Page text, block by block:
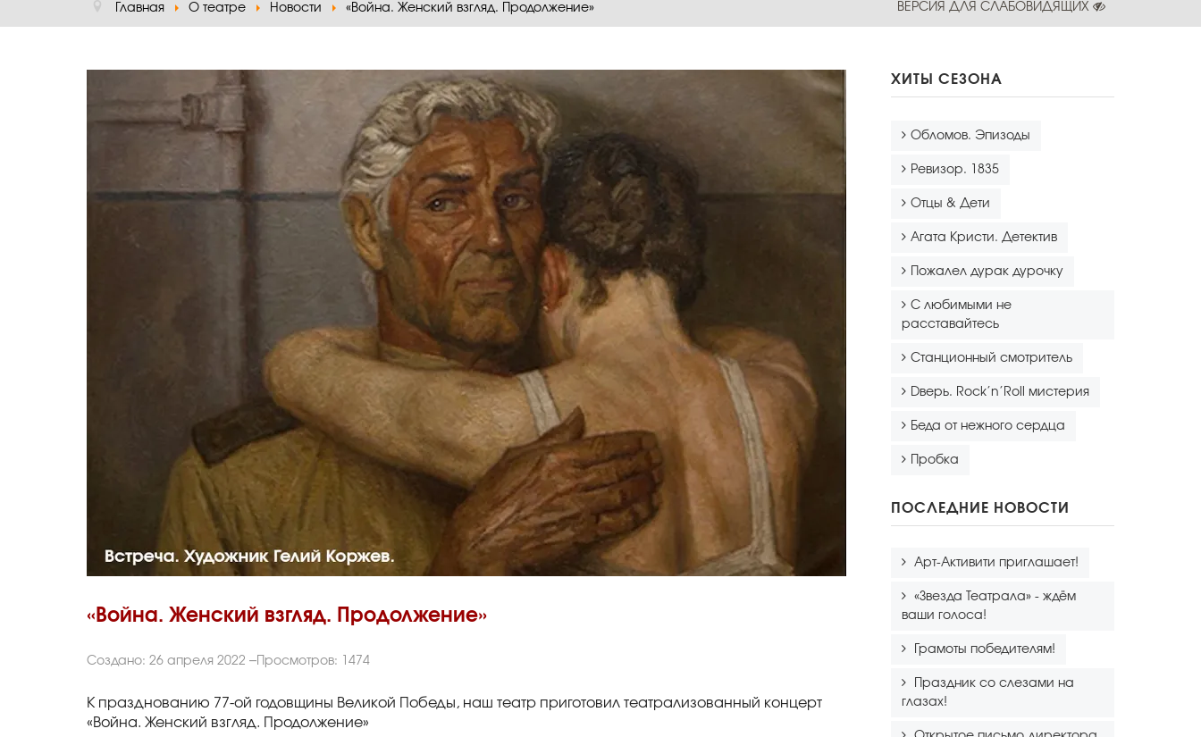
Главная О театре Новости «Война. Женский взгляд. Продолжение» ВЕРСИЯ ДЛЯ СЛАБОВИДЯЩИХ
«Война. Женский взгляд. Продолжение»
Создано: 26 апреля 2022 Просмотров: 1474
К празднованию 77-ой годовщины Великой Победы, наш театр приготовил театрализованный концерт
«Война. Женский взгляд. Продолжение»
ХИТЫ СЕЗОНА
Обломов. Эпизоды
Ревизор. 1835
Отцы & Дети
Агата Кристи. Детектив
Пожалел дурак дурочку
С любимыми не
расставайтесь
Станционный смотритель
Dверь. Rock’n’Roll мистерия
Беда от нежного сердца
Пробка
ПОСЛЕДНИЕ НОВОСТИ
Арт-Активити приглашает!
«Звезда Театрала» - ждём
ваши голоса!
Грамоты победителям!
Праздник со слезами на
глазах!